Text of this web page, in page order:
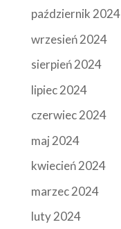
październik 2024
wrzesień 2024
sierpień 2024
lipiec 2024
czerwiec 2024
maj 2024
kwiecień 2024
marzec 2024
luty 2024